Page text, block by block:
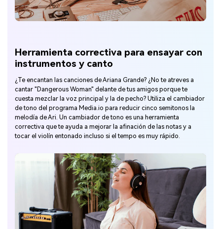
Herramienta correctiva para ensayar con
instrumentos y canto
¿Te encantan las canciones de Ariana Grande? ¿No te atreves a
cantar "Dangerous Woman" delante de tus amigos porque te
cuesta mezclar la voz principal y la de pecho? Utiliza el cambiador
de tono del programa Media.io para reducir cinco semitonos la
melodía de Ari. Un cambiador de tono es una herramienta
correctiva que te ayuda a mejorar la afinación de las notas y a
tocar el violín entonado incluso si el tempo es muy rápido.